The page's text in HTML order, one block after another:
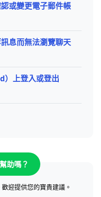
或變更電子郵件帳
息而無法瀏覽聊天
）上登入或登出
助嗎？
迎提供您的寶貴建議。